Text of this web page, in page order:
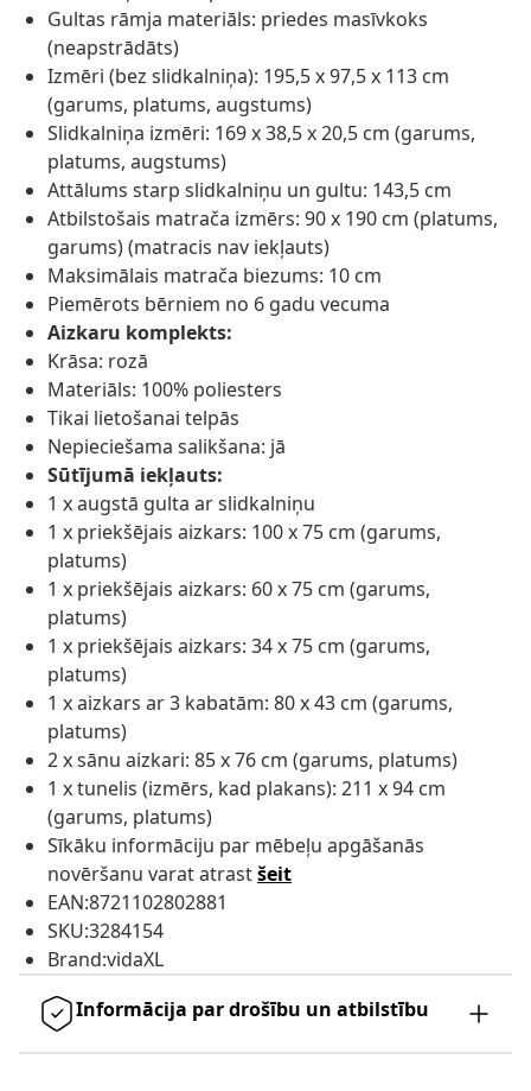
Gultas rāmja materiāls: priedes masīvkoks
(neapstrādāts)
Izmēri (bez slidkalniņa): 195,5 x 97,5 x 113 cm
(garums, platums, augstums)
Slidkalniņa izmēri: 169 x 38,5 x 20,5 cm (garums,
platums, augstums)
Attālums starp slidkalniņu un gultu: 143,5 cm
Atbilstošais matrača izmērs: 90 x 190 cm (platums,
garums) (matracis nav iekļauts)
Maksimālais matrača biezums: 10 cm
Piemērots bērniem no 6 gadu vecuma
Aizkaru komplekts:
Krāsa: rozā
Materiāls: 100% poliesters
Tikai lietošanai telpās
Nepieciešama salikšana: jā
Sūtījumā iekļauts:
1 x augstā gulta ar slidkalniņu
1 x priekšējais aizkars: 100 x 75 cm (garums,
platums)
1 x priekšējais aizkars: 60 x 75 cm (garums,
platums)
1 x priekšējais aizkars: 34 x 75 cm (garums,
platums)
1 x aizkars ar 3 kabatām: 80 x 43 cm (garums,
platums)
2 x sānu aizkari: 85 x 76 cm (garums, platums)
1 x tunelis (izmērs, kad plakans): 211 x 94 cm
(garums, platums)
Sīkāku informāciju par mēbeļu apgāšanās
novēršanu varat atrastšeit
EAN:8721102802881
SKU:3284154
Brand:vidaXL
Informācija par drošību un atbilstību